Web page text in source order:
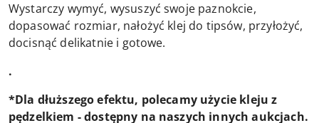
Wystarczy wymyć, wysuszyć swoje paznokcie,
dopasować rozmiar, nałożyć klej do tipsów, przyłożyć,
docisnąć delikatnie i gotowe.
.
*Dla dłuższego efektu, polecamy użycie kleju z
pędzelkiem - dostępny na naszych innych aukcjach.